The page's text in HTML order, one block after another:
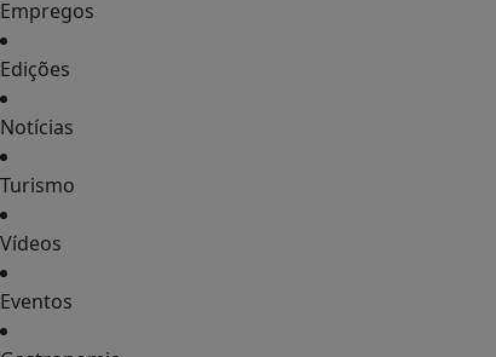
Empregos
Edições
Notícias
Turismo
Vídeos
Eventos